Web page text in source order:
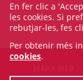
En fer clic a
les cookies. Si
rebutjar-les, fes
Per obtenir més
cookies.